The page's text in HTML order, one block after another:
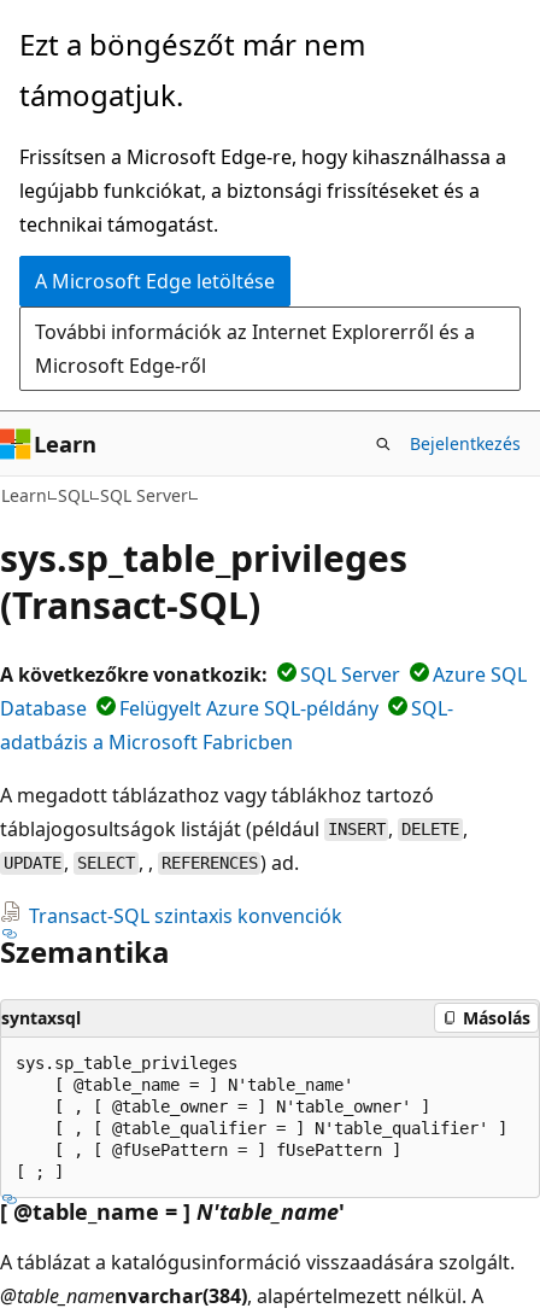
Ugrás
fő
Ezt a böngészőt már nem
támogatjuk.
Frissítsen a Microsoft Edge-re, hogy kihasználhassa a
legújabb funkciókat, a biztonsági frissítéseket és a
technikai támogatást.
A Microsoft Edge letöltése
További információk az Internet Explorerről és a
Microsoft Edge-ről
Learn Bejelentkezés
Learn SQL SQL Server
sys.sp_table_privileges
(Transact-SQL)
A következőkre vonatkozik: SQL Server
Azure SQL
Database
Felügyelt Azure SQL-példány
SQL-
adatbázis a Microsoft Fabricben
A megadott táblázathoz vagy táblákhoz tartozó
táblajogosultságok listáját (például INSERT , DELETE ,
UPDATE , SELECT , , REFERENCES) ad.
Transact-SQL szintaxis konvenciók
Szemantika
syntaxsql Másolás
sys.sp_table_privileges
    [ @table_name = ] N'table_name'
    [ , [ @table_owner = ] N'table_owner' ]
    [ , [ @table_qualifier = ] N'table_qualifier' ]
    [ , [ @fUsePattern = ] fUsePattern ]
[ @table_name = ] N'table_name'
A táblázat a katalógusinformáció visszaadására szolgált.
@table_namenvarchar(384), alapértelmezett nélkül. A